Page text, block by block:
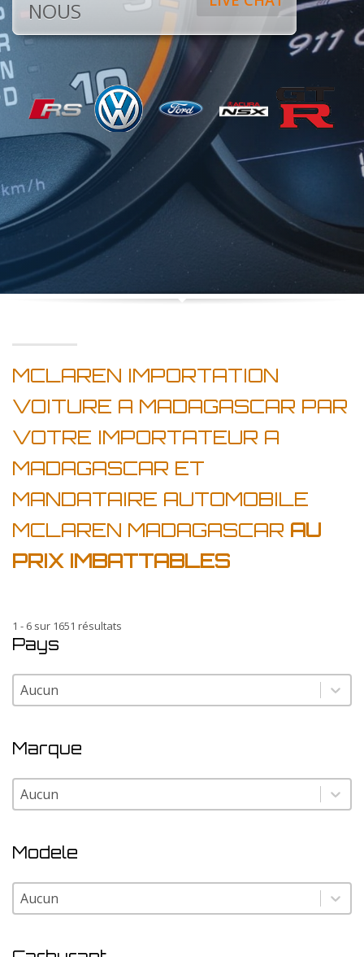
NOUS
MCLAREN IMPORTATION
VOITURE A MADAGASCAR PAR
VOTRE IMPORTATEUR A
MADAGASCAR ET
MANDATAIRE AUTOMOBILE
MCLAREN MADAGASCAR AU
PRIX IMBATTABLES
1 - 6 sur 1651 résultats
Pays
Pays
Pays
Marque
Marque
Marque
Modele
Modele
Modele